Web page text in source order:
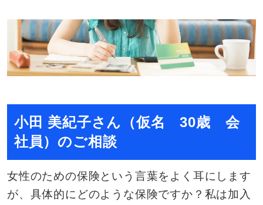
小田 美紀子さん（仮名 30歳 会
社員）のご相談
女性のための保険という言葉をよく耳にします
が、具体的にどのような保険ですか？私は加入